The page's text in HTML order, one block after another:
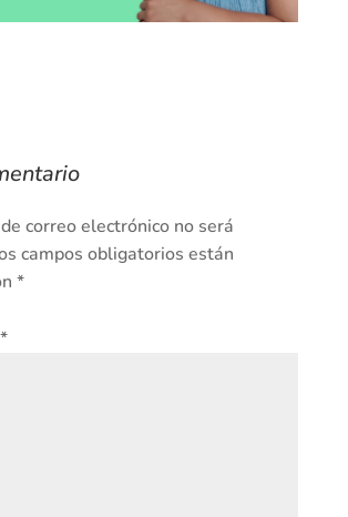
correo electrónico no será
campos obligatorios están
*
*